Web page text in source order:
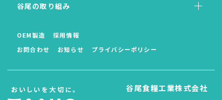
谷尾食糧工業株式会社
谷尾の取り組み
OEM製造
採用情報
お問合わせ
お知らせ プライバシーポリシー